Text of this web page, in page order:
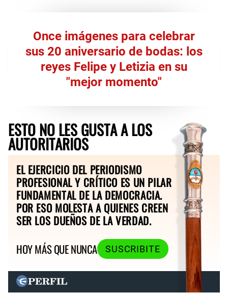
Once imágenes para celebrar
sus 20 aniversario de bodas: los
reyes Felipe y Letizia en su
"mejor momento"
ESTO NO LES GUSTA A LOS
AUTORITARIOS
EL EJERCICIO DEL PERIODISMO
PROFESIONAL Y CRÍTICO ES UN PILAR
FUNDAMENTAL DE LA DEMOCRACIA.
POR ESO MOLESTA A QUIENES CREEN
SER LOS DUEÑOS DE LA VERDAD.
HOY MÁS QUE NUNCA
SUSCRIBITE